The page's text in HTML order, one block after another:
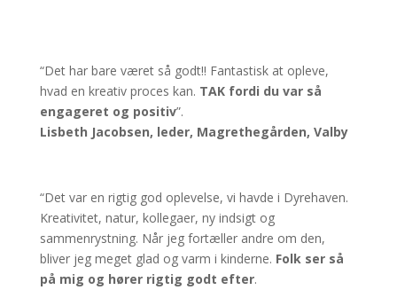
“Det har bare været så godt!! Fantastisk at opleve,
hvad en kreativ proces kan. TAK fordi du var så
engageret og positiv”.
Lisbeth Jacobsen, leder, Magrethegården, Valby
“Det var en rigtig god oplevelse, vi havde i Dyrehaven.
Kreativitet, natur, kollegaer, ny indsigt og
sammenrystning. Når jeg fortæller andre om den,
bliver jeg meget glad og varm i kinderne. Folk ser så
på mig og hører rigtig godt efter.